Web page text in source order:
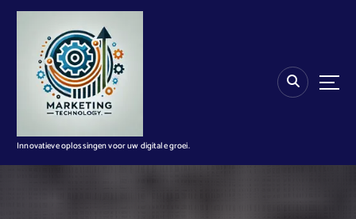
n
Innovatieve oplossingen voor uw digitale groei.